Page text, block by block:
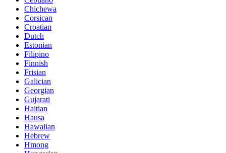
Chichewa
Corsican
Croatian
Dutch
Estonian
Filipino
Finnish
Frisian
Galician
Georgian
Gujarati
Haitian
Hausa
Hawaiian
Hebrew
Hmong